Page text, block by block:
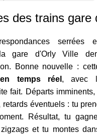
Horaires
des trains gare
serrées
la gare d'Orly Ville
Bonne nouvelle :
temps réel , avec
fait. Départs
retards éventuels : tu
Résultat, tu
et tu montes